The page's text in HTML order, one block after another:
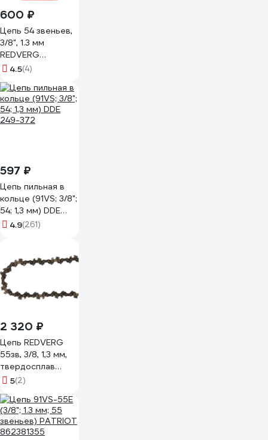
600 ₽
Цепь 54 звеньев,
3/8", 1.3 мм
REDVERG
00006691182
4.5(4)
597 ₽
Цепь пильная в
кольце (91VS; 3/8";
54; 1,3 мм) DDE
249-372
4.9(261)
2 320 ₽
Цепь REDVERG
55зв, 3/8, 1,3 мм,
твердосплав
00006692903
5(2)